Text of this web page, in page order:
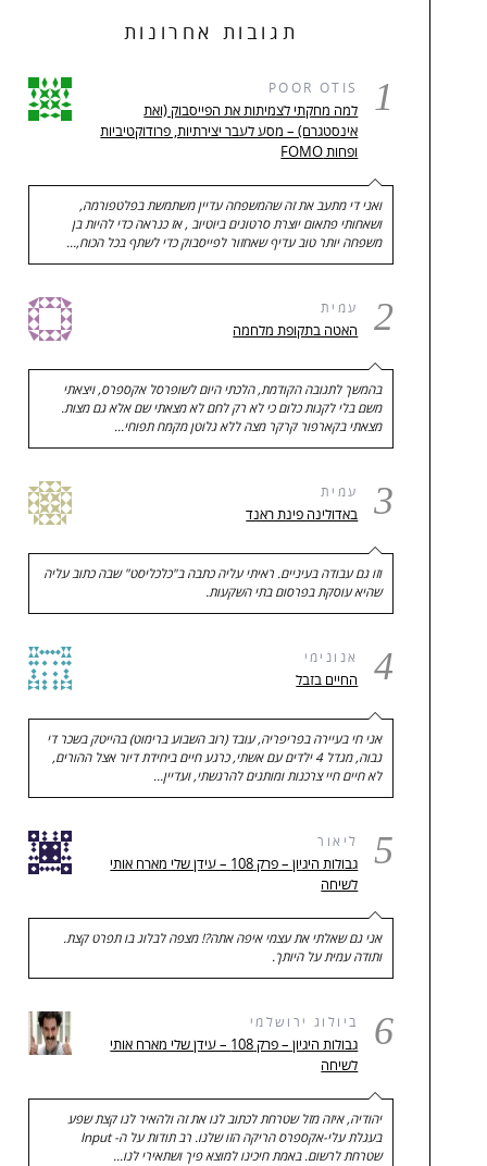
תגובות אחרונות
1
POOR OTIS
למה מחקתי לצמיתות את הפייסבוק (ואת
אינסטגרם) – מסע לעבר יצירתיות, פרודוקטיביות
ופחות FOMO
ואני די מתעב את זה שהמשפחה עדיין משתמשת בפלטפורמה,
ושאחותי פתאום יוצרת סרטונים ביוטיוב , אז כנראה כדי להיות בן
משפחה יותר טוב עדיף שאחזור לפייסבוק כדי לשתף בכל הכוח,…
2 עמית
האטה בתקופת מלחמה
בהמשך לתגובה הקודמת, הלכתי היום לשופרסל אקספרס, ויצאתי
משם בלי לקנות כלום כי לא רק לחם לא מצאתי שם אלא גם מצות.
מצאתי בקארפור קרקר מצה ללא גלוטן מקמח תפוחי…
3 עמית
באדולינה פינת ראנד
וזו גם עבודה בעיניים. ראיתי עליה כתבה ב"כלכליסט" שבה כתוב עליה
שהיא עוסקת בפרסום בתי השקעות.
4 אנונימי
החיים בזבל
אני חי בעיירה בפריפריה, עובד (רוב השבוע ברימוט) בהייטק בשכר די
גבוה, מגדל 4 ילדים עם אשתי, כרגע חיים ביחידת דיור אצל ההורים,
לא חיים חיי צרכנות ומותגים להרגשתי, ועדיין…
5 ליאור
גבולות היגיון – פרק 108 – עידן שלי מארח אותי
לשיחה
אני גם שאלתי את עצמי איפה אתה?! מצפה לבלוג בו תפרט קצת.
ותודה עמית על היותך.
6 ביולוג ירושלמי
גבולות היגיון – פרק 108 – עידן שלי מארח אותי
לשיחה
יהודיה, איזה מזל שטרחת לכתוב לנו את זה ולהאיר לנו קצת שפע
בעגלת עלי-אקספרס הריקה הזו שלנו. רב תודות על ה- Input
שטרחת לרשום. באמת חיכינו למוצא פיך ושתאירי לנו…